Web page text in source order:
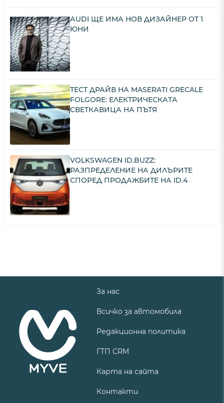
АUDI ЩЕ ИМА НОВ ДИЗАЙНЕР ОТ 1
ЮНИ
ТЕСТ ДРАЙВ НА MASERATI GRECALE
FOLGORE: ЕЛЕКТРИЧЕСКАТА
СВЕТКАВИЦА НА ПЪТЯ
VOLKSWAGEN ID.BUZZ:
РАЗПРЕДЕЛЕНИЕ НА ДИЛЪРИТЕ
СПОРЕД ПРОДАЖБИТЕ НА ID.4
За нас
Всичко за автомобила
Редакционна политика
ГТП CRM
Карта на сайта
Контакти